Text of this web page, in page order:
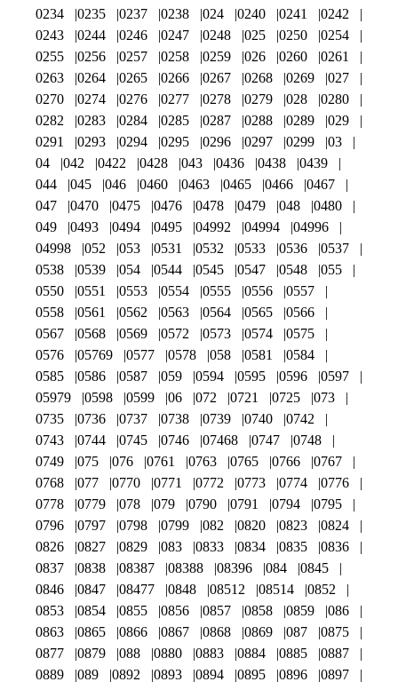
0234
0235 0237 0238 024 0240 0241
0242
0243
0244 0246 0247 0248 025 0250
0254
0255
0256 0257 0258 0259 026 0260
0261
0263
0264 0265 0266 0267 0268 0269
027
0270
0274 0276 0277 0278 0279 028
0280
0282
0283 0284 0285 0287 0288 0289
029
0291
0293 0294 0295 0296 0297 0299
03
04
042 0422 0428 043 0436 0438
0439
044
045 046 0460 0463 0465 0466
0467
047
0470 0475 0476 0478 0479 048
0480
049
0493 0494 0495 04992 04994
04996
04998
052 053 0531 0532 0533 0536
0537
0538
0539 054 0544 0545 0547 0548
055
0550
0551 0553 0554 0555 0556
0557
0558
0561 0562 0563 0564 0565
0566
0567
0568 0569 0572 0573 0574
0575
0576
05769 0577 0578 058 0581
0584
0585
0586 0587 059 0594 0595 0596
0597
05979
0598 0599 06 072 0721 0725
073
0735
0736 0737 0738 0739 0740
0742
0743
0744 0745 0746 07468 0747
0748
0749
075 076 0761 0763 0765 0766
0767
0768
077 0770 0771 0772 0773 0774
0776
0778
0779 078 079 0790 0791 0794
0795
0796
0797 0798 0799 082 0820 0823
0824
0826
0827 0829 083 0833 0834 0835
0836
0837
0838 08387 08388 08396 084
0845
0846
0847 08477 0848 08512 08514
0852
0853
0854 0855 0856 0857 0858 0859
086
0863
0865 0866 0867 0868 0869 087
0875
0877
0879 088 0880 0883 0884 0885
0887
0889
089 0892 0893 0894 0895 0896
0897